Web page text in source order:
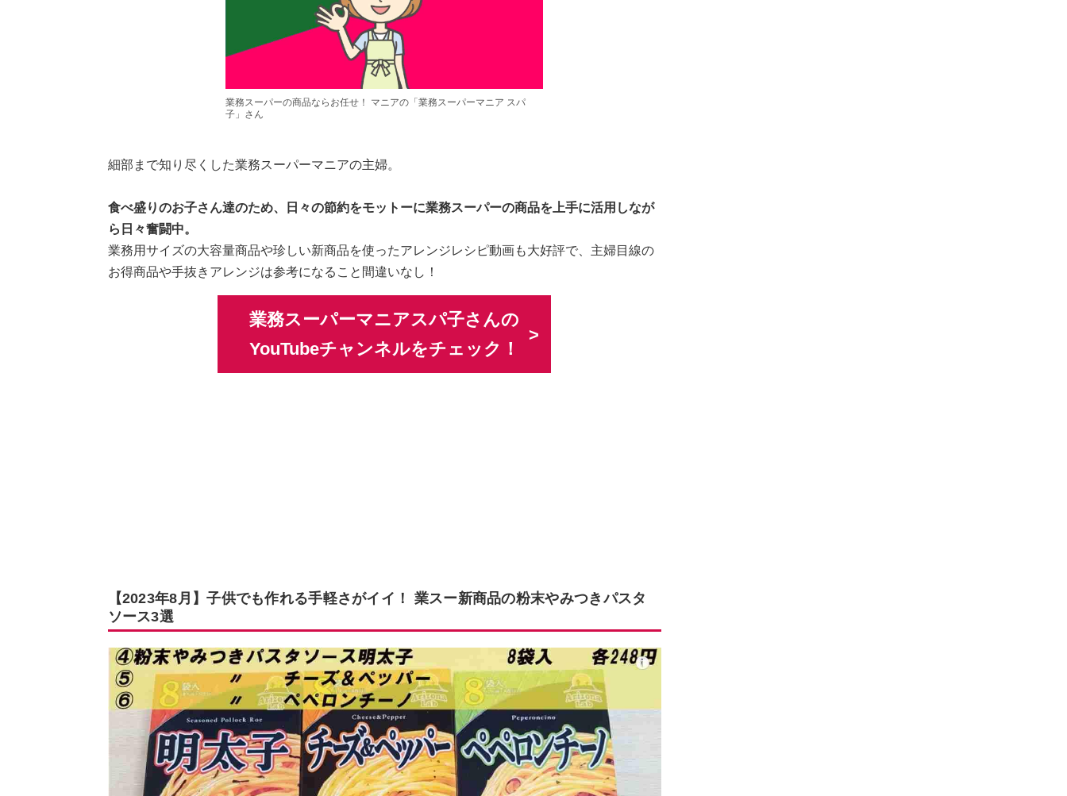
業務スーパーの商品ならお任せ！ マニアの「業務スーパーマニア スパ
子」さん
細部まで知り尽くした業務スーパーマニアの主婦。
食べ盛りのお子さん達のため、日々の節約をモットーに業務スーパーの商品を上手に活用しなが
ら日々奮闘中。
業務用サイズの大容量商品や珍しい新商品を使ったアレンジレシピ動画も大好評で、主婦目線の
お得商品や手抜きアレンジは参考になること間違いなし！
業務スーパーマニアスパ子さんの
YouTubeチャンネルをチェック！
【2023年8月】子供でも作れる手軽さがイイ！ 業スー新商品の粉末やみつきパスタ
ソース3選